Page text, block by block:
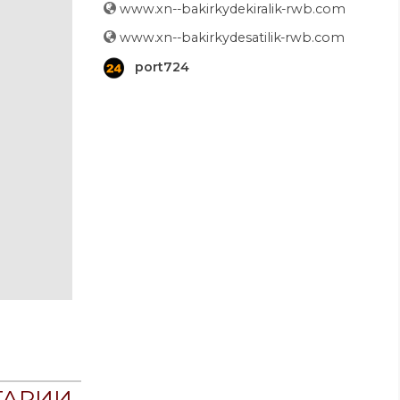
www.xn--bakirkydekiralik-rwb.com
www.xn--bakirkydesatilik-rwb.com
port724